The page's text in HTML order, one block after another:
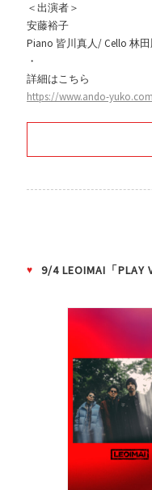
＜出演者＞
安藤裕子
Piano 皆川真人/ Cello 林田
・
詳細はこちら
https://www.ando-
9/4 LEOIMAI「PLAY